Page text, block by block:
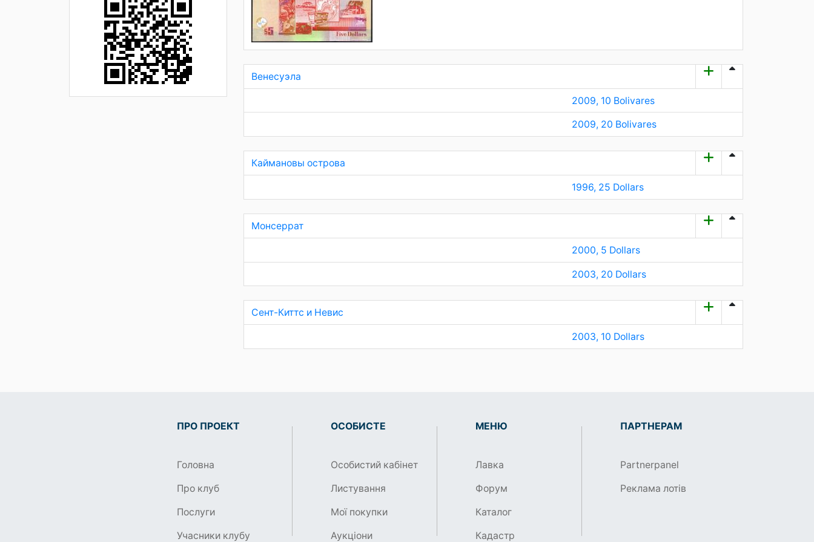
Венесуэла
2009, 10 Bolivares
2009, 20 Bolivares
Каймановы острова
1996, 25 Dollars
Монсеррат
2000, 5 Dollars
2003, 20 Dollars
Сент-Киттс и Невис
2003, 10 Dollars
ПРО ПРОЕКТ
Головна
Про клуб
Послуги
Учасники клубу
ОСОБИСТЕ
Особистий кабінет
Листування
Мої покупки
Аукціони
МЕНЮ
Лавка
Форум
Каталог
Кадастр
ПАРТНЕРАМ
Partnerpanel
Реклама лотів